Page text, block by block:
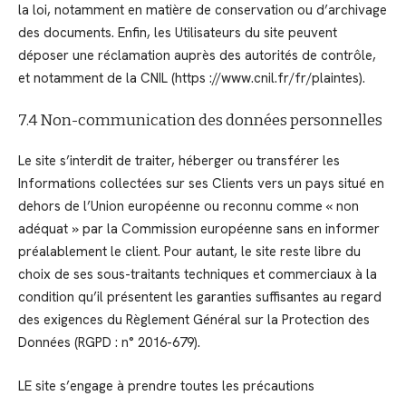
la loi, notamment en matière de conservation ou d’archivage
des documents. Enfin, les Utilisateurs du site peuvent
déposer une réclamation auprès des autorités de contrôle,
et notamment de la CNIL (https ://www.cnil.fr/fr/plaintes).
7.4 Non-communication des données personnelles
Le site s’interdit de traiter, héberger ou transférer les
Informations collectées sur ses Clients vers un pays situé en
dehors de l’Union européenne ou reconnu comme « non
adéquat » par la Commission européenne sans en informer
préalablement le client. Pour autant, le site reste libre du
choix de ses sous-traitants techniques et commerciaux à la
condition qu’il présentent les garanties suffisantes au regard
des exigences du Règlement Général sur la Protection des
Données (RGPD : n° 2016-679).
LE site s’engage à prendre toutes les précautions